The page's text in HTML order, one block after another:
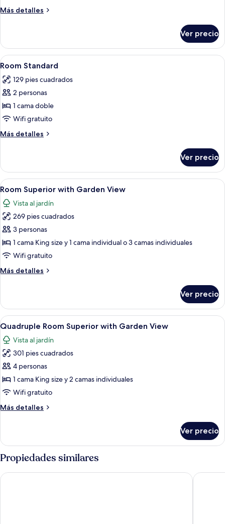
Más detalles
Más
Room
First
Level
Ver precio
Abrir
todas
las
fotos
de
Room
Standard
Ropa de cama de alta calidad y caja
5
Room Standard
129 pies cuadrados
2 personas
1 cama doble
Wifi gratuito
Más detalles
Más
Standard
Ver precio
Abrir
todas
las
fotos
de
Room
Superior
Garden
2
Room Superior with Garden View
Vista al jardín
269 pies cuadrados
3 personas
1 cama King size y 1 cama individual o 3 camas individuales
Wifi gratuito
Más detalles
Más
Superior
with
Garden
View
Ver precio
Abrir
todas
las
fotos
de
Quadruple
Room
with
Ropa de cama de alta calidad y caja
3
Quadruple Room Superior with Garden View
Vista al jardín
301 pies cuadrados
4 personas
1 cama King size y 2 camas individuales
Wifi gratuito
Más detalles
Más
Room
Superior
with
Garden
View
Ver precio
Propiedades similares
Hotel Casa Alcestre Hotel